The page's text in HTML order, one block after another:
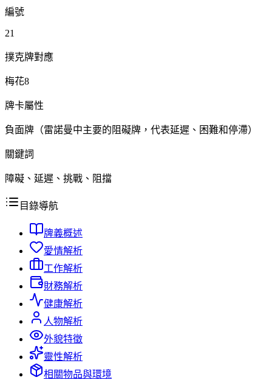
編號
21
撲克牌對應
梅花8
牌卡屬性
負面牌（雷諾曼中主要的阻礙牌，代表延遲、困難和停滯）
關鍵詞
障礙、延遲、挑戰、阻擋
目錄導航
牌義概述
愛情解析
工作解析
財務解析
健康解析
人物解析
外貌特徵
靈性解析
相關物品與環境